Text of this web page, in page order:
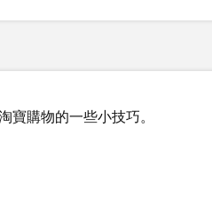
寶購物的一些小技巧。